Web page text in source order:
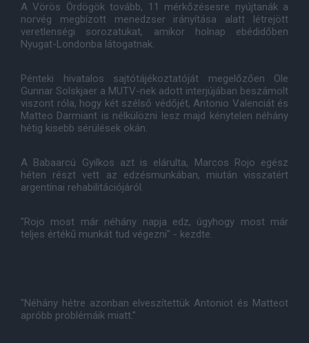
A Vörös Ördögök tovább, 11 mérkőzésesre nyújtanák a
norvég megbízott menedzser irányítása alatt létrejött
veretlenségi sorozatukat, amikor holnap ebédidőben
Nyugat-Londonba látogatnak.
Pénteki hivatalos sajtótájékoztatóját megelőzően Ole
Gunnar Solskjaer a MUTV-nek adott interjújában beszámolt
viszont róla, hogy két szélső védőjét, Antonio Valenciát és
Matteo Darmiant is nélkülözni lesz majd kénytelen néhány
hétig kisebb sérülések okán.
A Babaarcú Gyilkos azt is elárulta, Marcos Rojo egész
héten részt vett az edzésmunkában, miután visszatért
argentínai rehabilitációjáról.
"Rojo most már néhány napja edz, úgyhogy most már
teljes értékű munkát tud végezni" - kezdte.
"Néhány hétre azonban elveszítettük Antoniot és Matteot
apróbb problémáik miatt."